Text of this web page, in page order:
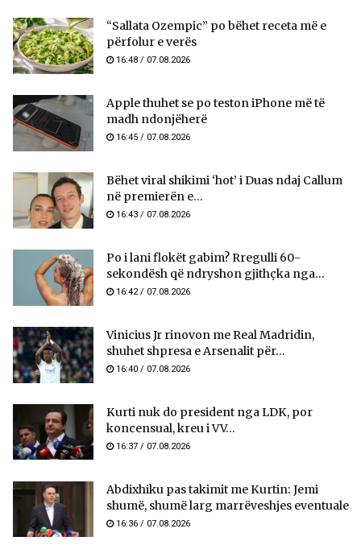
“Sallata Ozempic” po bëhet receta më e
përfolur e verës
16:48 / 07.08.2026
Apple thuhet se po teston iPhone më të
madh ndonjëherë
16:45 / 07.08.2026
Bëhet viral shikimi ‘hot’ i Duas ndaj Callum
në premierën e...
16:43 / 07.08.2026
Po i lani flokët gabim? Rregulli 60-
sekondësh që ndryshon gjithçka nga...
16:42 / 07.08.2026
Vinicius Jr rinovon me Real Madridin,
shuhet shpresa e Arsenalit për...
16:40 / 07.08.2026
Kurti nuk do president nga LDK, por
koncensual, kreu i VV...
16:37 / 07.08.2026
Abdixhiku pas takimit me Kurtin: Jemi
shumë, shumë larg marrëveshjes eventuale
16:36 / 07.08.2026